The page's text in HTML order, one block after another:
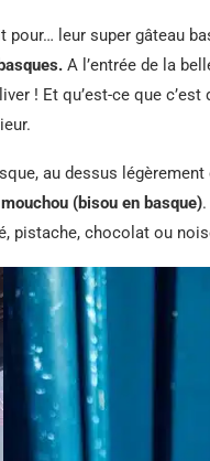
pour… leur super gâteau
A l’entrée de la
! Et qu’est-ce que
au dessus
(bisou en basque)
pistache, chocolat ou